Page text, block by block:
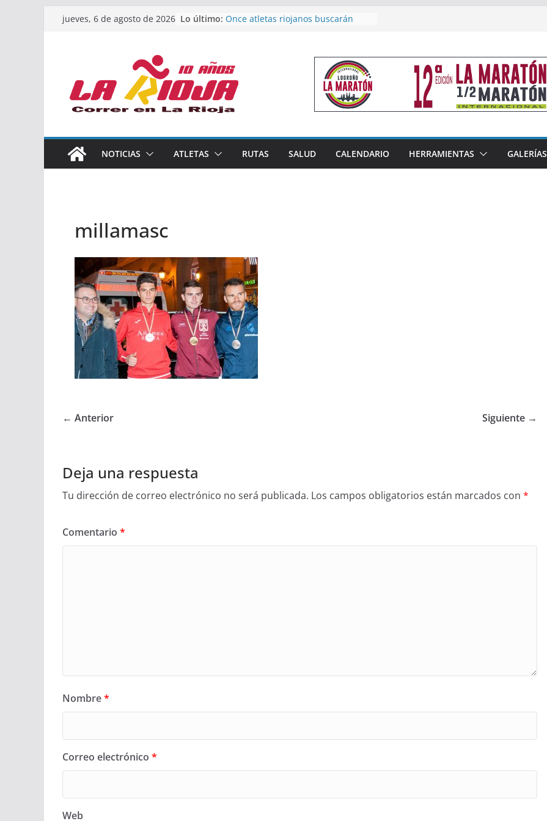
Saltarjueves, 6 de agosto de 2026 Lo último: Once atletas riojanos buscarán
Un bronce en 4×400 y tres puestos
de finalista cierran la participación
riojana en en Nacional de Málaga
El equipo femenino del Tritones
Rioja alcanza el podio nacional de
Acuatlón en Calahorra
España absoluto en Disco
Calahorra acoge este fin de semana
NOTICIAS ATLETAS RUTAS SALUD CALENDARIO HERRAMIENTAS GALERÍAS
millamasc
← Anterior Siguiente →
Deja una respuesta
Tu dirección de correo electrónico no será publicada. Los campos obligatorios están marcados con *
Comentario *
Nombre*
Correo electrónico *
Web